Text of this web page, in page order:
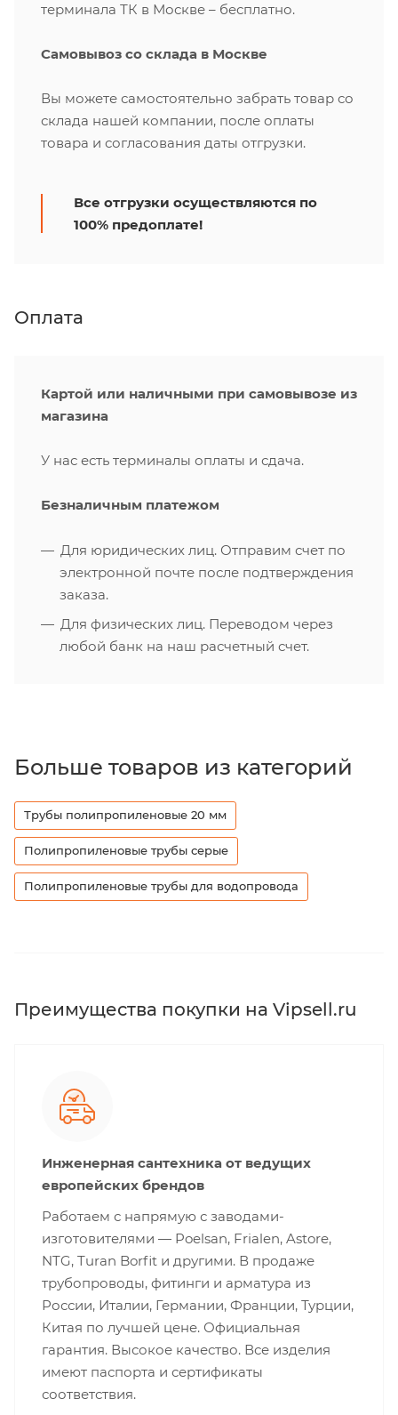
терминала ТК в Москве – бесплатно.
Самовывоз со склада в Москве
Вы можете самостоятельно забрать товар со
склада нашей компании, после оплаты
товара и согласования даты отгрузки.
Все отгрузки осуществляются по
100% предоплате!
Оплата
Картой или наличными при самовывозе из
магазина
У нас есть терминалы оплаты и сдача.
Безналичным платежом
Для юридических лиц. Отправим счет по
электронной почте после подтверждения
заказа.
Для физических лиц. Переводом через
любой банк на наш расчетный счет.
Больше товаров из категорий
Трубы полипропиленовые 20 мм
Полипропиленовые трубы серые
Полипропиленовые трубы для водопровода
Преимущества покупки на Vipsell.ru
Инженерная сантехника от ведущих
европейских брендов
Работаем с напрямую с заводами-
изготовителями — Poelsan, Frialen, Astore,
NTG, Turan Borfit и другими. В продаже
трубопроводы, фитинги и арматура из
России, Италии, Германии, Франции, Турции,
Китая по лучшей цене. Официальная
гарантия. Высокое качество. Все изделия
имеют паспорта и сертификаты
соответствия.